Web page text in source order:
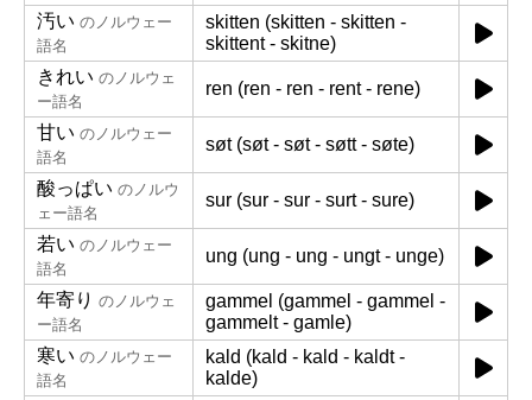
汚い のノルウェー
語名
skitten (skitten - skitten -
skittent - skitne)
きれい のノルウェ
ー語名
ren (ren - ren - rent - rene)
甘い のノルウェー
語名
søt (søt - søt - søtt - søte)
酸っぱい のノルウ
ェー語名
sur (sur - sur - surt - sure)
若い のノルウェー
語名
ung (ung - ung - ungt - unge)
年寄り のノルウェ
ー語名
gammel (gammel - gammel -
gammelt - gamle)
寒い のノルウェー
語名
kald (kald - kald - kaldt -
kalde)